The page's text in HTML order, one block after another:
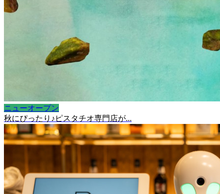
ニューオープン
秋にぴったり♪ピスタチオ専門店が...